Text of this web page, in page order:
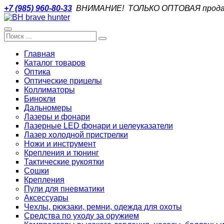
+7 (985) 960-80-33 ВНИМАНИЕ! ТОЛЬКО ОПТОВАЯ
Главная
Каталог товаров
Оптика
Оптические прицелы
Коллиматоры
Бинокли
Дальномеры
Лазеры и фонари
Лазерные LED фонари и целеуказатели
Лазер холодной пристрелки
Ножи и инструмент
Крепления и тюнинг
Тактические рукоятки
Сошки
Крепления
Пули для пневматики
Аксессуары
Чехлы, рюкзаки, ремни, одежда для охоты
Средства по уходу за оружием